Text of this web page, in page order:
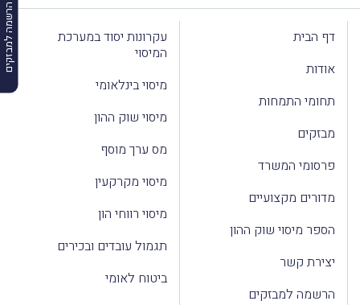
הרשמה למבזקים
דף הבית
אודות
תחומי התמחות
מבזקים
פרסומי המשרד
מדורים מקצועיים
הספר מיסוי שוק ההון
יצירת קשר
הרשמה למבזקים
עקרונות יסוד במערכת
המיסוי
מיסוי בינלאומי
מיסוי שוק ההון
מס ערך מוסף
מיסוי מקרקעין
מיסוי רווחי הון
תגמול עובדים ובכירים
ביטוח לאומי